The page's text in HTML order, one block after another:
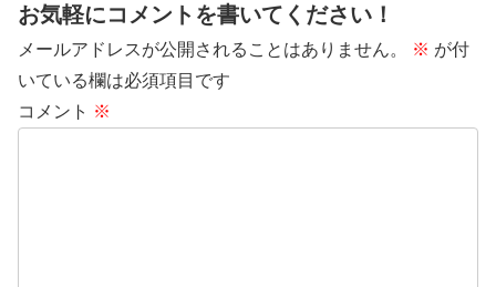
お気軽にコメントを書いてください！
メールアドレスが公開されることはありません。 ※ が付
いている欄は必須項目です
コメント ※